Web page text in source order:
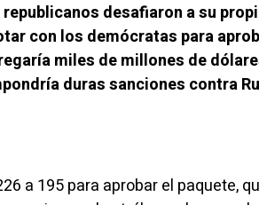
desafiaron a su
con los demócratas para
miles de millones de
duras sanciones contra
a 195 para aprobar el paquete,